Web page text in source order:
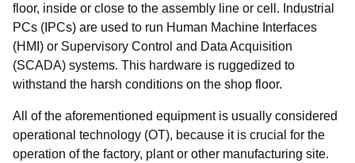
floor, inside or close to the assembly line or cell. Industrial
PCs (IPCs) are used to run Human Machine Interfaces
(HMI) or Supervisory Control and Data Acquisition
(SCADA) systems. This hardware is ruggedized to
withstand the harsh conditions on the shop floor.
All of the aforementioned equipment is usually considered
operational technology (OT), because it is crucial for the
operation of the factory, plant or other manufacturing site.